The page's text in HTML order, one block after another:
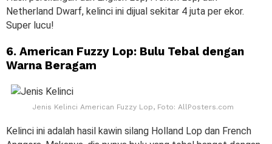
Netherland Dwarf, kelinci ini dijual sekitar 4 juta per ekor.
Super lucu!
6. American Fuzzy Lop: Bulu Tebal dengan
Warna Beragam
Jenis Kelinci American Fuzzy Lop, Foto: AllPosters.com
Kelinci ini adalah hasil kawin silang Holland Lop dan French